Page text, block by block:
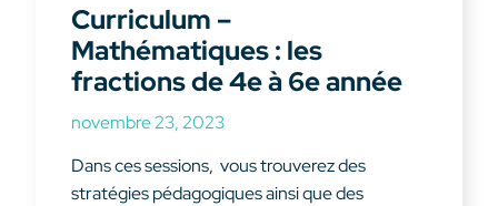
Curriculum –
Mathématiques : les
fractions de 4e à 6e année
novembre 23, 2023
Dans ces sessions, vous trouverez des
stratégies pédagogiques ainsi que des